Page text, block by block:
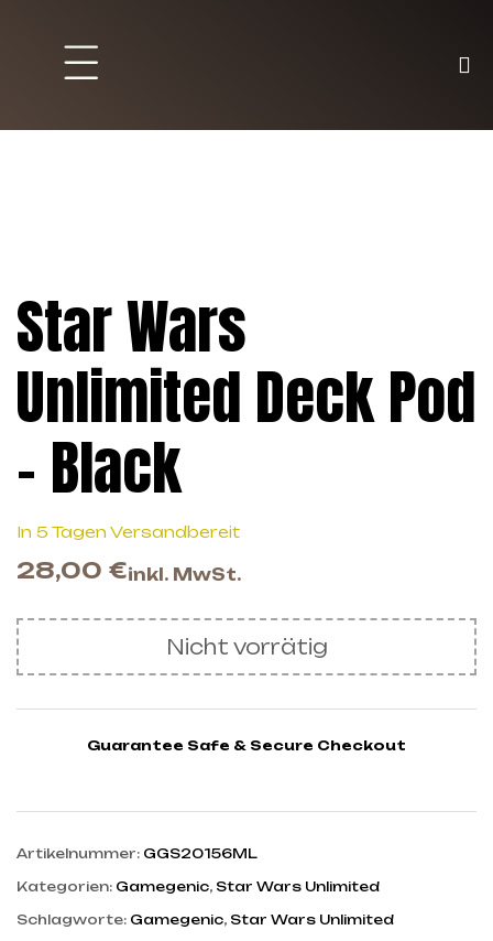
Star Wars
Unlimited Deck Pod
– Black
In 5 Tagen Versandbereit
28,00 €inkl. MwSt.
Nicht vorrätig
Guarantee Safe & Secure Checkout
Artikelnummer: GGS20156ML
Kategorien: Gamegenic, Star Wars Unlimited
Schlagworte: Gamegenic, Star Wars Unlimited